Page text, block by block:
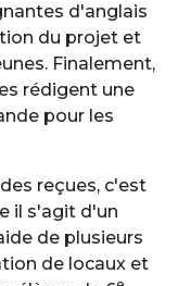
d'anglais
du projet et
Finalement,
rédigent une
pour les
reçues, c'est
il s'agit d'un
de plusieurs
de locaux et